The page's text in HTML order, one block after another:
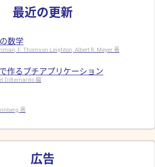
最近の更新
数学
F. Thomson Leighton, Albert R. Meyer 著
作るプチアプリケーション
DiBernardo 編
著
広告